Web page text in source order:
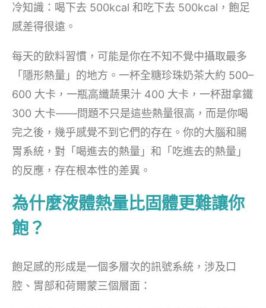
冷知識：喝下去 500kcal 和吃下去 500kcal，飽足
感差得很遠。
每天的飲料習慣，可能是你在不知不覺中攝取最多
「隱形熱量」的地方。一杯全糖珍珠奶茶大約 500–
600 大卡，一瓶高纖蔬果汁 400 大卡，一杯甜拿鐵
300 大卡——問題不只是這些熱量很高，而是你喝
完之後，幾乎感覺不到它們的存在。你的大腦和腸
胃系統，對「喝進去的熱量」和「吃進去的熱量」
的反應，存在根本性的差異。
為什麼液體熱量比固體更難讓你
飽？
飽足感的形成是一個多層次的訊號系統，涉及口
腔、胃部和荷爾蒙三個層面：